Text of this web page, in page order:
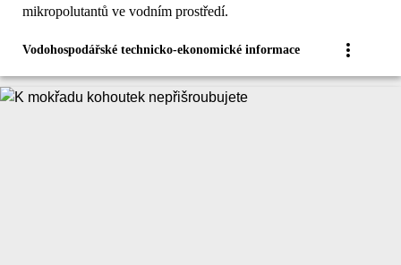
mikropolutantů ve vodním prostředí.
Vodohospodářské technicko-ekonomické informace